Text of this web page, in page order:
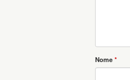
Nome *